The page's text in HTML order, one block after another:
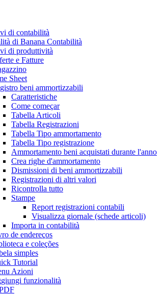
di contabilità
di Banana Contabilità
di produttività
e Fatture
Sheet
beni ammortizzabili
Caratteristiche
Come começar
Tabella Articoli
Tabella Registrazioni
Tabella Tipo ammortamento
Tabella Tipo registrazione
Ammortamento beni acquistati durante l'anno
Crea righe d'ammortamento
Dismissioni di beni ammortizzabili
Registrazioni di altri valori
Ricontrolla tutto
Stampe
Report registrazioni contabili
Visualizza giornale (schede articoli)
Importa in contabilità
de endereços
e coleções
simples
Tutorial
Azioni
funzionalità